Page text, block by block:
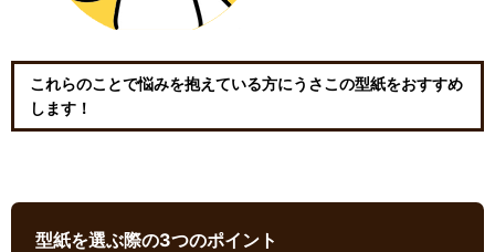
これらのことで悩みを抱えている方にうさこの型紙をおすすめ
します！
型紙を選ぶ際の3つのポイント